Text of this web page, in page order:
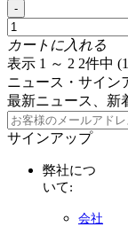
-
カートに入れる
表示 1 ～ 2 2件中
ニュース・サイン
最新ニュース、新
サインアップ
弊社につ
いて:
会社